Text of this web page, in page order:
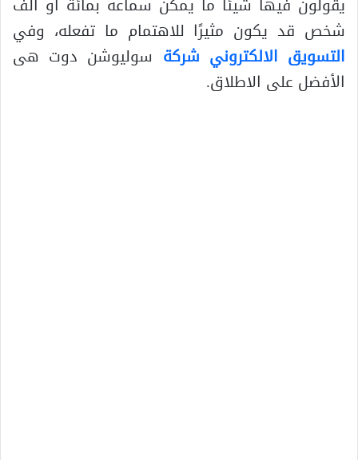
شخص قد يكون مثيرًا للاهتمام ما تفعله، وفي
التسويق الالكتروني شركة سوليوشن دوت هى
الأفضل على الاطلاق.